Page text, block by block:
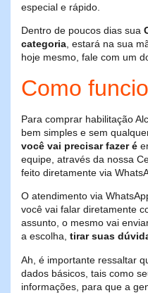
especial e rápido.
Dentro de poucos dias sua
categoria, estará na sua
hoje mesmo, fale com um
Como
Para comprar habilitação
bem simples e sem
você vai precisar fazer é
equipe, através da nossa
feito diretamente via
O atendimento via
você vai falar diretamente
assunto, o mesmo vai
a escolha, tirar suas
Ah, é importante ressaltar
dados básicos, tais como
informações, para que a